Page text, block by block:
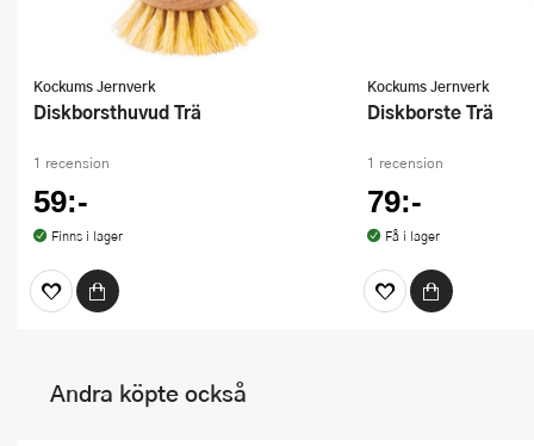
Kockums Jernverk
Diskborsthuvud Trä
1 recension
59:-
Finns i lager
Kockums Jernverk
Diskborste Trä
1 recension
79:-
Få i lager
Andra köpte också